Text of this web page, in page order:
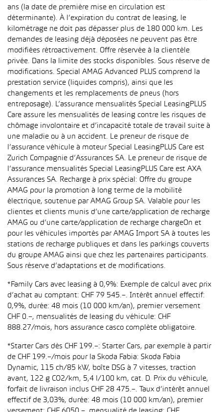
ans (la date de première mise en circulation est
déterminante). À l’expiration du contrat de leasing, le
kilométrage ne doit pas dépasser plus de 180 000 km. Les
demandes de leasing déjà déposées ne peuvent pas être
modifiées rétroactivement. Offre réservée à la clientèle
privée. Dans la limite des stocks disponibles. Sous réserve de
modifications. Special AMAG Advanced PLUS comprend la
prestation service (liquides compris), ainsi que les
changements et les remplacements de pneus (hors
entreposage). L’assurance mensualités Special LeasingPLUS
Care assure les mensualités de leasing contre les risques de
chômage involontaire et d’incapacité totale de travail suite à
une maladie ou à un accident. Le preneur de risque de
l’assurance véhicule à moteur Special LeasingPLUS Care est
Zurich Compagnie d’Assurances SA. Le preneur de risque de
l’assurance mensualités Special LeasingPLUS Care est AXA
Assurances SA. Recharge à prix spécial: Offre du groupe
AMAG pour la promotion à long terme de la mobilité
électrique, soutenue par AMAG Group SA. Valable pour les
clientes et clients munis d’une carte/application de recharge
AMAG ou d’une carte/application de recharge chargeOn et
pour les véhicules importés par AMAG Import SA à toutes les
stations de recharge publiques et dans les parkings couverts
du groupe AMAG ainsi que chez les partenaires participants.
Sous réserve d’adaptations et de modifications.
*Family Cars avec leasing à 0,9%: Exemple de calcul avec prix
d’achat au comptant: CHF 79 545.–. Intérêt annuel effectif:
0,9%, durée: 48 mois (10 000 km/an), premier versement
CHF 0.–, mensualités de leasing du véhicule: CHF
888.27/mois, hors assurance casco complète obligatoire.
*Starter Cars dès CHF 199.–: Starter Cars, par exemple à partir
de CHF 199.–/mois pour la Skoda Fabia: Skoda Fabia
Dynamic, 115 ch/85 kW, boîte DSG à 7 vitesses, traction
avant, 122 g CO2/km, 5,4 l/100 km, cat. D. Prix du véhicule,
forfait de livraison inclus CHF 28 475.–. Taux d’intérêt annuel
effectif de 3,03%, durée: 48 mois (10 000 km/an), premier